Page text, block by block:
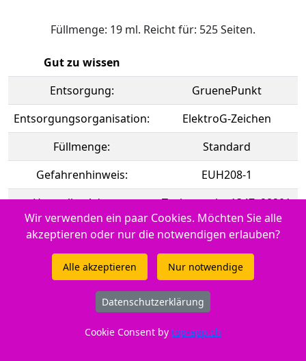
Füllmenge: 19 ml. Reicht für: 525 Seiten.
Gut zu wissen
Entsorgung:
GruenePunkt
Entsorgungsorganisation:
ElektroG-Zeichen
Füllmenge:
Standard
Gefahrenhinweis:
EUH208-1
Hersteller Adresse:
Tuchorazska 1347, 28201
Cesky Brod, CZ
Marke:
Peach
Tintenfüllstandsanzeige:
CE:
CE-Zeichen
Wir verwenden ein paar Cookies. Möchten Sie alle
akzeptieren oder nur die notwendigen erlauben?
Alle akzeptieren Nur notwendige
Datenschutzerklärung
Cookie Consent by top-app.ch